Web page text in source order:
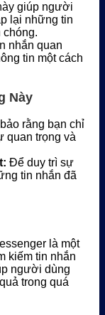
giúp người
lại những tin
chóng.
nhắn quan
tin một cách
Này
rằng bạn chỉ
quan trọng và
Để duy trì sự
tin nhắn đã
là một
kiếm tin nhắn
người dùng
trong quá